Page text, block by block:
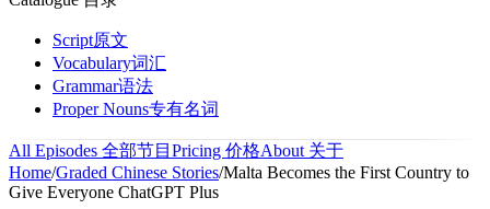
Script原文
Vocabulary词汇
Grammar语法
Proper Nouns专有名词
All Episodes 全部节目 Pricing 价格About 关于
Home/Graded Chinese Stories/Malta Becomes the First Country to
Give Everyone ChatGPT Plus